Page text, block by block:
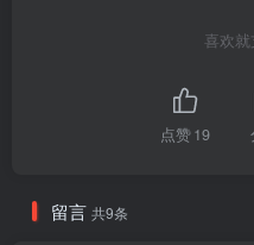
Nyako喵子 – NO.076 自拍28 三
Nyako喵子 – NO.075 自拍31 灰
喜欢
点赞19
留言 共9条